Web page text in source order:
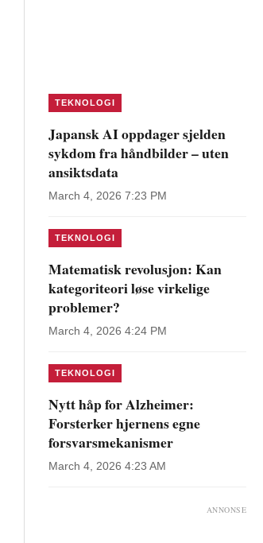
TEKNOLOGI
Japansk AI oppdager sjelden
sykdom fra håndbilder – uten
ansiktsdata
March 4, 2026 7:23 PM
TEKNOLOGI
Matematisk revolusjon: Kan
kategoriteori løse virkelige
problemer?
March 4, 2026 4:24 PM
TEKNOLOGI
Nytt håp for Alzheimer:
Forsterker hjernens egne
forsvarsmekanismer
March 4, 2026 4:23 AM
ANNONSE